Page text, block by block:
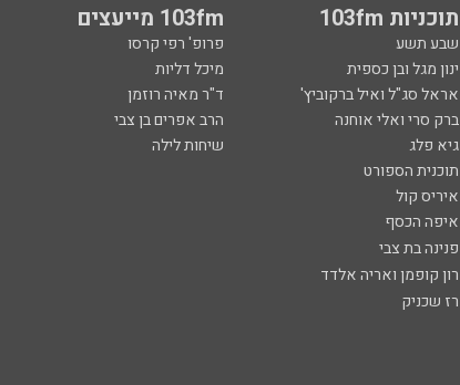
תוכניות 103fm 103fm מייעצים
שבע תשע פרופ' רפי קרסו
ינון מגל ובן כספית
מיכל דליות
אראל סג"ל ואיל ברקוביץ'
ד"ר מאיה רוזמן
ברק סרי ואלי אוחנה
הרב אפרים בן צבי
גיא פלג
שיחות לילה
תוכנית הספורט
איריס קול
איפה הכסף
פנינה בת צבי
רון קופמן ואריה אלדד
רז שכניק